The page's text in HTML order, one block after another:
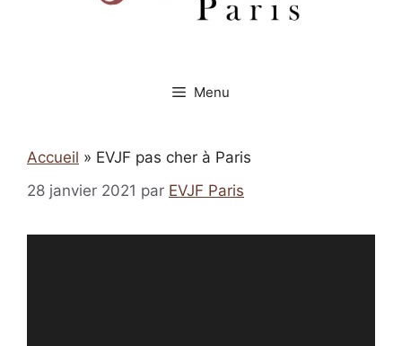
Menu
Accueil » EVJF pas cher à Paris
28 janvier 2021 par EVJF Paris